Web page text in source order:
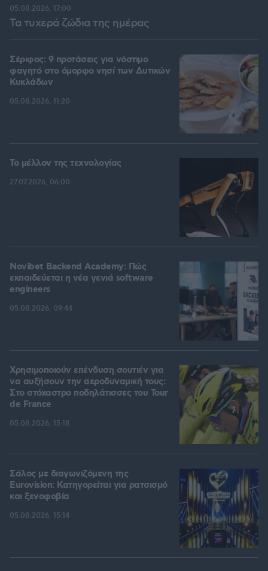
Τα τυχερά ζώδια της ημέρας
05.08.2026, 17:00
Σέριφος: 9 προτάσεις για νόστιμο
φαγητό στο όμορφο νησί των Δυτικών
Κυκλάδων
05.08.2026, 11:20
Το μέλλον της τεχνολογίας
27.07.2026, 06:00
Novibet Backend Academy: Πώς
εκπαιδεύεται η νέα γενιά software
engineers
05.08.2026, 09:44
Χρησιμοποιούν επένδυση σουτιέν για
να αυξήσουν την αεροδυναμική τους:
Στο στόχαστρο ποδηλάτισσες του Tour
de France
05.08.2026, 15:18
Σάλος με διαγωνιζόμενη της
Eurovision: Κατηγορείται για ρατσισμό
και ξενοφοβία
05.08.2026, 15:14